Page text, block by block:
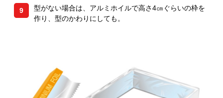
9
型がない場合は、アルミホイルで高さ4㎝ぐらいの枠を
作り、型のかわりにしても。